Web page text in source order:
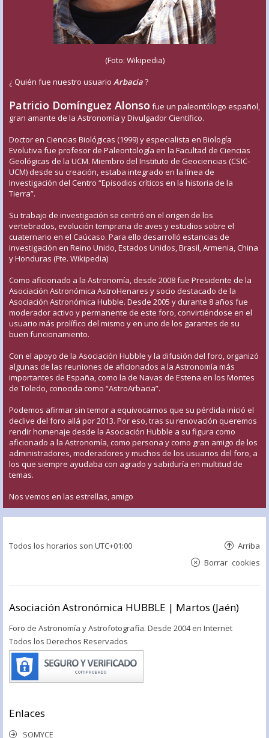
(Foto: Wikipedia)
¿ Quién fue nuestro usuario Arbacia?
Patricio Domínguez Alonso fue un paleontólogo español,
gran amante de la Astronomía y Divulgador Científico.
Doctor en Ciencias Biológicas (1999) y especialista en Biología
Evolutiva fue profesor de Paleontología en la Facultad de Ciencias
Geológicas de la UCM. Miembro del Instituto de Geociencias (CSIC-
UCM) desde su creación, estaba integrado en la línea de
Investigación del Centro “Episodios críticos en la historia de la
Tierra”.
Su trabajo de investigación se centró en el origen de los
vertebrados, evolución temprana de aves y estudios sobre el
cuaternario en el Caúcaso. Para ello desarrolló estancias de
investigación en Reino Unido, Estados Unidos, Brasil, Armenia, China
y Honduras (Fte. Wikipedia)
Como aficionado a la Astronomía, desde 2008 fue Presidente de la
Asociación Astronómica AstroHenares y socio destacado de la
Asociación Astronómica Hubble. Desde 2005 y durante 8 años fue
moderador activo y permanente de este foro, convirtiéndose en el
usuario más prolífico del mismo y en uno de los garantes de su
buen funcionamiento.
Con el apoyo de la Asociación Hubble y la difusión del foro, organizó
algunas de las reuniones de aficionados a la Astronomía más
importantes de España, como la de Navas de Estena en los Montes
de Toledo, conocida como “AstroArbacia”.
Podemos afirmar sin temor a equivocarnos que su pérdida inició el
declive del foro allá por 2013. Por eso, tras su renovación queremos
rendir homenaje desde la Asociación Hubble a su figura como
aficionado a la Astronomía, como persona y como gran amigo de los
administradores, moderadores y muchos de los usuarios del foro, a
los que siempre ayudaba con agrado y sabiduría en multitud de
temas.
Nos vemos en las estrellas, amigo
Todos los horarios son UTC+01:00 Arriba
Borrar cookies
Asociación Astronómica HUBBLE | Martos (Jaén)
Foro de Astronomía y Astrofotografía. Desde 2004 en Internet
Todos los Derechos Reservados
Enlaces
SOMYCE